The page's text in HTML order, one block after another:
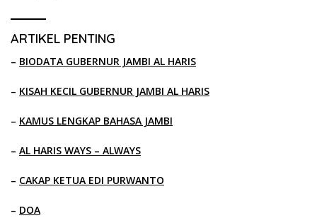
ARTIKEL PENTING
– BIODATA GUBERNUR JAMBI AL HARIS
– KISAH KECIL GUBERNUR JAMBI AL HARIS
– KAMUS LENGKAP BAHASA JAMBI
– AL HARIS WAYS – ALWAYS
– CAKAP KETUA EDI PURWANTO
– DOA